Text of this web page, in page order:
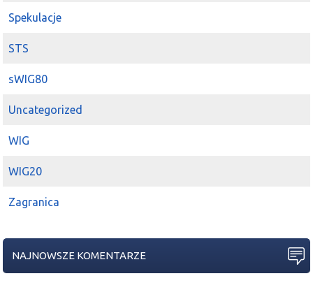
Spekulacje
STS
sWIG80
Uncategorized
WIG
WIG20
Zagranica
NAJNOWSZE KOMENTARZE